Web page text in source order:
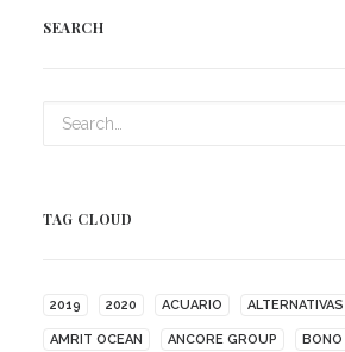
SEARCH
TAG CLOUD
2019 2020 ACUARIO ALTERNATIVAS
AMRIT OCEAN ANCORE GROUP BONO